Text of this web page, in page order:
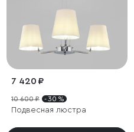
7 420 ₽
10 600 ₽ - 30 %
Подвесная люстра